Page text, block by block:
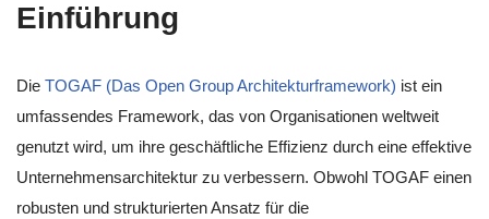
Einführung
Die TOGAF (Das Open Group Architekturframework) ist ein
umfassendes Framework, das von Organisationen weltweit
genutzt wird, um ihre geschäftliche Effizienz durch eine effektive
Unternehmensarchitektur zu verbessern. Obwohl TOGAF einen
robusten und strukturierten Ansatz für die